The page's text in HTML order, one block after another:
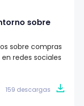
sobre
sobre compras
redes sociales
159 descargas